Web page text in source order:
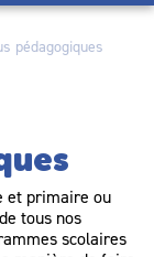
pédagogiques
et primaire ou
tous nos
scolaires